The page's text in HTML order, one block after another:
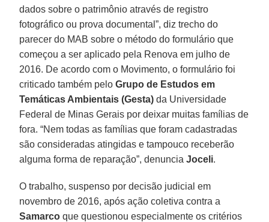
dados sobre o patrimônio através de registro
fotográfico ou prova documental”, diz trecho do
parecer do MAB sobre o método do formulário que
começou a ser aplicado pela Renova em julho de
2016. De acordo com o Movimento, o formulário foi
criticado também peloGrupo de Estudos em
Temáticas Ambientais (Gesta) da Universidade
Federal de Minas Gerais por deixar muitas famílias de
fora. “Nem todas as famílias que foram cadastradas
são consideradas atingidas e tampouco receberão
alguma forma de reparação”, denunciaJoceli.
O trabalho, suspenso por decisão judicial em
novembro de 2016, após ação coletiva contra a
Samarco que questionou especialmente os critérios